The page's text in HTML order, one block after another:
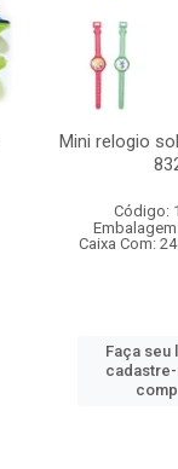
Mini relogio
Código:
Caixa Com:
Faça seu